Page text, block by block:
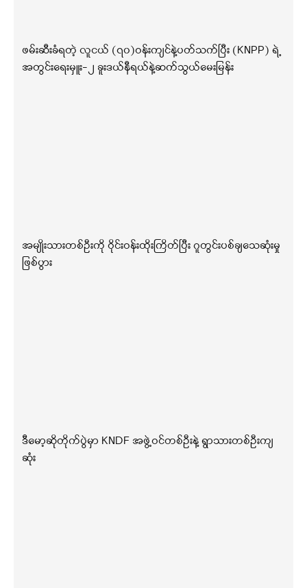
ဖမ်းဆီးခံရတဲ့ လူငယ် (၇၀)ဝန်းကျင်နဲ့ပတ်သက်ပြီး (KNPP) ရဲ့
အတွင်းရေးမှူး-၂ ခူးဒယ်နီရယ်နဲ့ဆက်သွယ်မေးမြန်း
အမျိုးသားတစ်ဦးကို ဝိုင်းဝန်းထိုးကြိတ်ပြီး ဂူတွင်းပစ်ချသေဆုံးမှု
ဖြစ်ပွား
ဒီမော့ဆိုတိုက်ပွဲမှာ KNDF အဖွဲ့ဝင်တစ်ဦးနဲ့ ရွာသားတစ်ဦးကျ
ဆုံး